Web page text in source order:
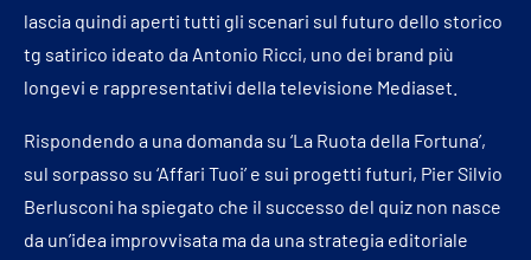
lascia quindi aperti tutti gli scenari sul futuro dello storico
tg satirico ideato da Antonio Ricci, uno dei brand più
longevi e rappresentativi della televisione Mediaset.
Rispondendo a una domanda su ‘La Ruota della Fortuna’,
sul sorpasso su ‘Affari Tuoi’ e sui progetti futuri, Pier Silvio
Berlusconi ha spiegato che il successo del quiz non nasce
da un’idea improvvisata ma da una strategia editoriale